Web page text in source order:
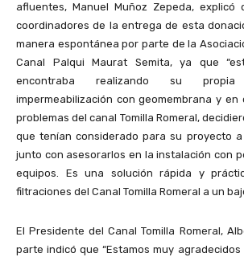
afluentes, Manuel Muñoz Zepeda, explicó
coordinadores de la entrega de esta
manera espontánea por parte de la
Canal Palqui Maurat Semita, ya que
encontraba realizando su
impermeabilización con geomembrana y en
problemas del canal Tomilla Romeral,
que tenían considerado para su proyecto
junto con asesorarlos en la instalación con
equipos. Es una solución rápida y
filtraciones del Canal Tomilla Romeral a un
El Presidente del Canal Tomilla Romeral,
parte indicó que “Estamos muy agradecidos